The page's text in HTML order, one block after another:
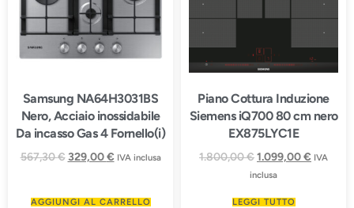
Samsung NA64H3031BS
Nero, Acciaio inossidabile
Da incasso Gas 4 Fornello(i)
567,30€ 329,00€ IVA inclusa
AGGIUNGI AL CARRELLO
Piano Cottura Induzione
Siemens iQ700 80 cm nero
EX875LYC1E
1.800,00€1.099,00€ IVA
inclusa
LEGGI TUTTO